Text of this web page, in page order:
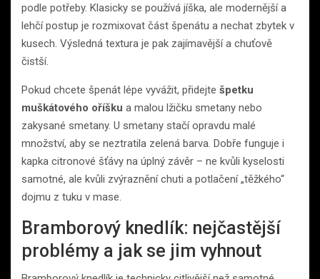
podle potřeby. Klasicky se používá jíška, ale modernější a
lehčí postup je rozmixovat část špenátu a nechat zbytek v
kusech. Výsledná textura je pak zajímavější a chuťově
čistší.
Pokud chcete špenát lépe vyvážit, přidejte špetku
muškátového oříšku a malou lžičku smetany nebo
zakysané smetany. U smetany stačí opravdu malé
množství, aby se neztratila zelená barva. Dobře funguje i
kapka citronové šťávy na úplný závěr – ne kvůli kyselosti
samotné, ale kvůli zvýraznění chuti a potlačení „těžkého“
dojmu z tuku v mase.
Bramborový knedlík: nejčastější
problémy a jak se jim vyhnout